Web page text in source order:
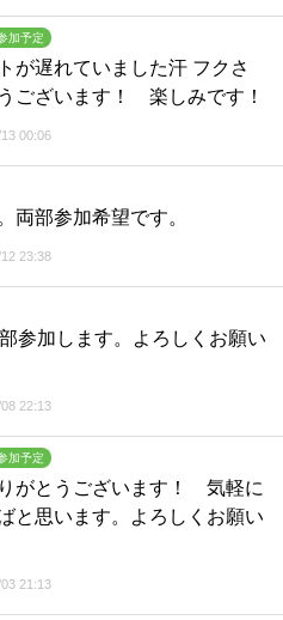
加予定
が遅れていました汗 フクさ
ございます！ 楽しみです！
00:06
両部参加希望です。
23:38
参加します。よろしくお願い
22:13
加予定
がとうございます！ 気軽に
と思います。よろしくお願い
21:13